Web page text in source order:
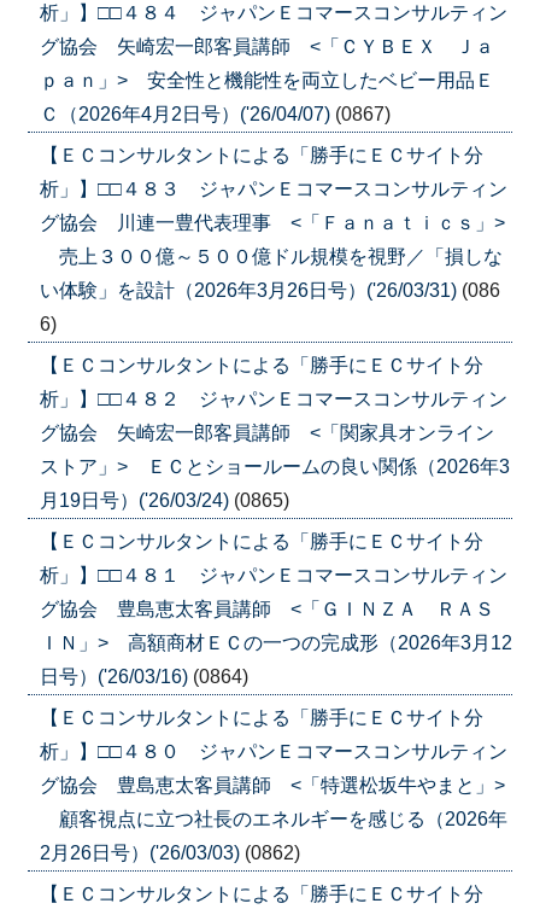
析」】□□４８４ ジャパンＥコマースコンサルティン
グ協会 矢崎宏一郎客員講師 <「ＣＹＢＥＸ Ｊａ
ｐａｎ」> 安全性と機能性を両立したベビー用品Ｅ
Ｃ（2026年4月2日号）('26/04/07) (0867)
【ＥＣコンサルタントによる「勝手にＥＣサイト分
析」】□□４８３ ジャパンＥコマースコンサルティン
グ協会 川連一豊代表理事 <「Ｆａｎａｔｉｃｓ」>
売上３００億～５００億ドル規模を視野／「損しな
い体験」を設計（2026年3月26日号）('26/03/31) (086
6)
【ＥＣコンサルタントによる「勝手にＥＣサイト分
析」】□□４８２ ジャパンＥコマースコンサルティン
グ協会 矢崎宏一郎客員講師 <「関家具オンライン
ストア」> ＥＣとショールームの良い関係（2026年3
月19日号）('26/03/24) (0865)
【ＥＣコンサルタントによる「勝手にＥＣサイト分
析」】□□４８１ ジャパンＥコマースコンサルティン
グ協会 豊島恵太客員講師 <「ＧＩＮＺＡ ＲＡＳ
ＩＮ」> 高額商材ＥＣの一つの完成形（2026年3月12
日号）('26/03/16) (0864)
【ＥＣコンサルタントによる「勝手にＥＣサイト分
析」】□□４８０ ジャパンＥコマースコンサルティン
グ協会 豊島恵太客員講師 <「特選松坂牛やまと」>
顧客視点に立つ社長のエネルギーを感じる（2026年
2月26日号）('26/03/03) (0862)
【ＥＣコンサルタントによる「勝手にＥＣサイト分